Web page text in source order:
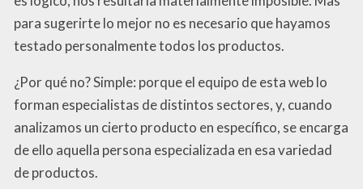
para sugerirte lo mejor no es necesario que hayamos
testado personalmente todos los productos.
¿Por qué no? Simple: porque el equipo de esta web lo
forman especialistas de distintos sectores, y, cuando
analizamos un cierto producto en específico, se encarga
de ello aquella persona especializada en esa variedad
de productos.